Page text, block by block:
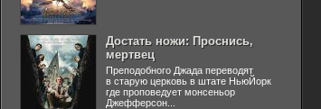
Достать ножи: Проснись,
мертвец
Преподобного Джада переводят
в старую церковь в штате НьюЙорк
где проповедует монсеньор
Джефферсон...